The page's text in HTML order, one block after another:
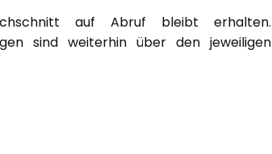
auf Abruf bleibt erhalten.
sind weiterhin über den jeweiligen